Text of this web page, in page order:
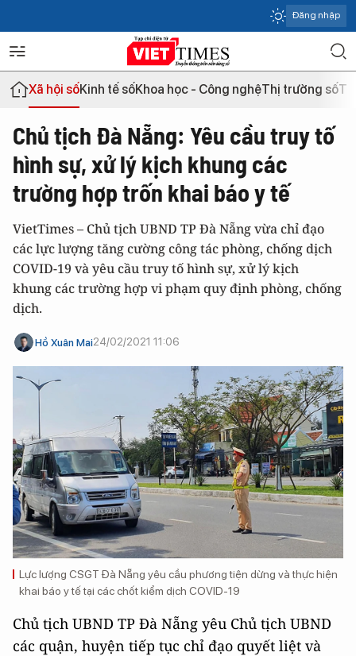
Đăng nhập
Xã hội sốKinh tế sốKhoa học - Công nghệThị trường số
Chủ tịch Đà Nẵng: Yêu cầu truy tố
hình sự, xử lý kịch khung các
trường hợp trốn khai báo y tế
VietTimes – Chủ tịch UBND TP Đà Nẵng vừa chỉ đạo
các lực lượng tăng cường công tác phòng, chống dịch
COVID-19 và yêu cầu truy tố hình sự, xử lý kịch
khung các trường hợp vi phạm quy định phòng, chống
dịch.
Hồ Xuân Mai24/02/2021 11:06
Lực lượng CSGT Đà Nẵng yêu cầu phương tiện dừng và thực hiện
khai báo y tế tại các chốt kiểm dịch COVID-19
Chủ tịch UBND TP Đà Nẵng yêu Chủ tịch UBND
các quận, huyện tiếp tục chỉ đạo quyết liệt và